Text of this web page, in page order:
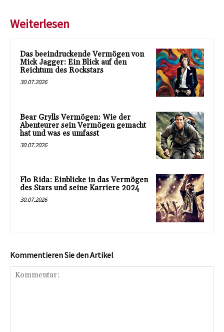
Weiterlesen
Das beeindruckende Vermögen von
Mick Jagger: Ein Blick auf den
Reichtum des Rockstars
30.07.2026
Bear Grylls Vermögen: Wie der
Abenteurer sein Vermögen gemacht
hat und was es umfasst
30.07.2026
Flo Rida: Einblicke in das Vermögen
des Stars und seine Karriere 2024
30.07.2026
Kommentieren Sie den Artikel